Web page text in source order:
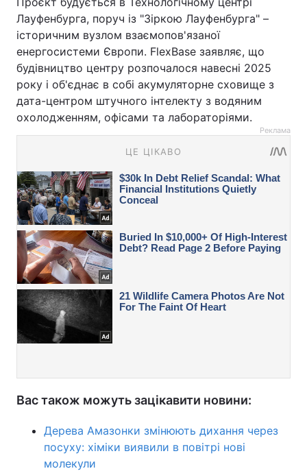
Лауфенбурга, поруч із "Зіркою Лауфенбурга" –
історичним вузлом взаємопов'язаної
енергосистеми Європи. FlexBase заявляє, що
будівництво центру розпочалося навесні 2025
року і об'єднає в собі акумуляторне сховище з
дата-центром штучного інтелекту з водяним
охолодженням, офісами та лабораторіями.
Реклама
Вас також можуть зацікавити новини:
Дерева Амазонки змінюють дихання через
посуху: хіміки виявили в повітрі нові
молекули